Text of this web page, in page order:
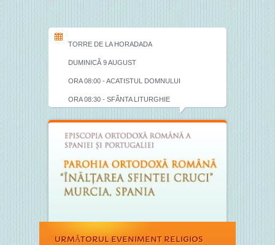
TORRE DE LA HORADADA
DUMINICĂ 9 AUGUST
ORA 08:00 - ACATISTUL DOMNULUI
ORA 08:30 - SFÂNTA LITURGHIE
URMĂTORUL EVENIMENT RELIGIOS